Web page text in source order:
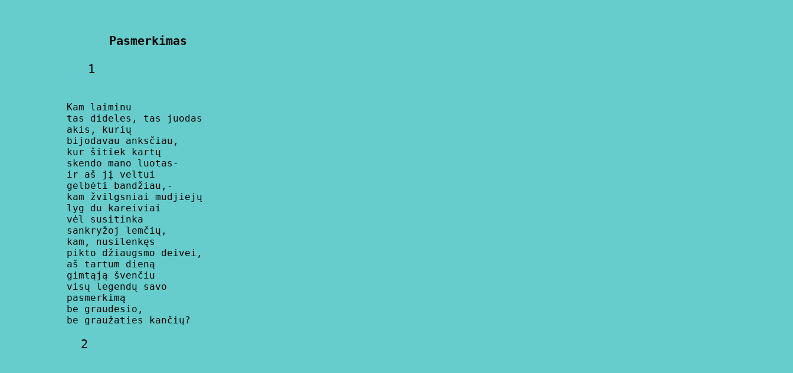
     Pasmerkimas
        1
      Kam laiminu
      tas dideles, tas juodas
      akis, kurių
      bijodavau anksčiau,
      kur šitiek kartų
      skendo mano luotas-
      ir aš jį veltui
      gelbėti bandžiau,-
      kam žvilgsniai mudjiejų
      lyg du kareiviai
      vėl susitinka
      sankryžoj lemčių,
      kam, nusilenkęs
      pikto džiaugsmo deivei,
      aš tartum dieną
      gimtąją švenčiu
      visų legendų savo
      pasmerkimą
      be graudesio,
      be graužaties kančių?